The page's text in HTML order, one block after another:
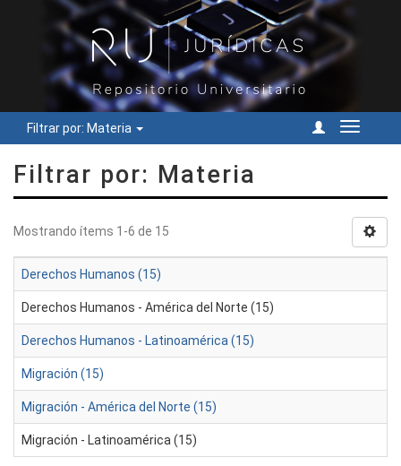
Filtrar por: Materia
Cambiar
Filtrar por: Materia
Mostrando ítems 1-6 de 15
Derechos Humanos (15)
Derechos Humanos - América del Norte (15)
Derechos Humanos - Latinoamérica (15)
Migración (15)
Migración - América del Norte (15)
Migración - Latinoamérica (15)